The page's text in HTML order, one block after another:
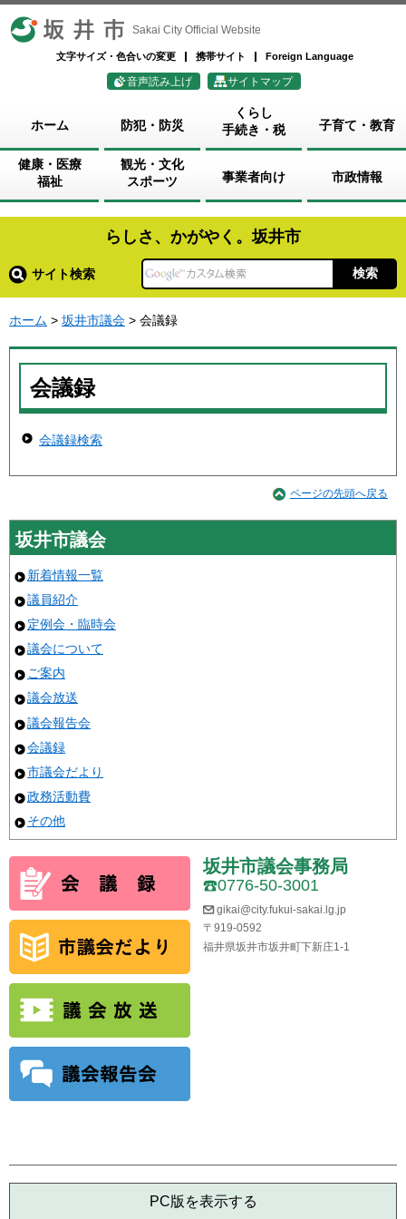
坂井市 Sakai City Official Website
文字サイズ・色合いの変更 携帯サイト Foreign Language
音声読み上げ サイトマップ
ホーム 防犯・防災
くらし
手続き・税
子育て・教育
健康・医療
福祉
観光・文化
スポーツ
事業者向け 市政情報
らしさ、かがやく。坂井市
サイト検索
ホーム > 坂井市議会 > 会議録
会議録
会議録検索
ページの先頭へ戻る
坂井市議会
新着情報一覧
議員紹介
定例会・臨時会
議会について
ご案内
議会放送
議会報告会
会議録
市議会だより
政務活動費
その他
坂井市議会事務局
0776-50-3001
gikai@city.fukui-sakai.lg.jp
〒919-0592
福井県坂井市坂井町下新庄1-1
PC版を表示する